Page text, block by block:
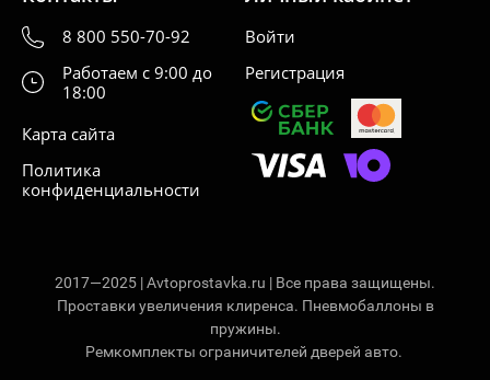
8 800 550-70-92
Работаем с 9:00 до
18:00
Карта сайта
Политика
конфиденциальности
Войти
Регистрация
2017—2025 | Avtoprostavka.ru | Все права защищены.
Проставки увеличения клиренса. Пневмобаллоны в
пружины.
Ремкомплекты ограничителей дверей авто.